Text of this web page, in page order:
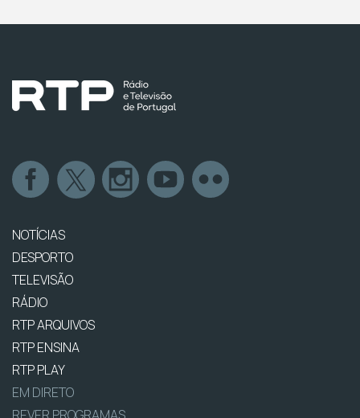
NOTÍCIAS
DESPORTO
TELEVISÃO
RÁDIO
RTP ARQUIVOS
RTP ENSINA
RTP PLAY
EM DIRETO